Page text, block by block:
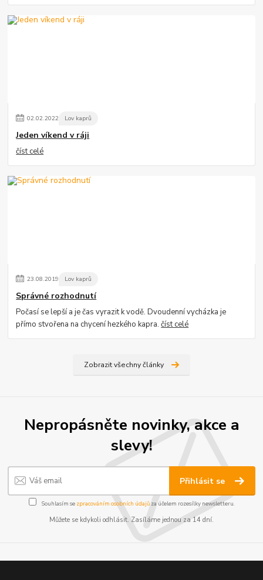
02.02.2022 Lov kaprů
Jeden víkend v ráji
číst celé
23.08.2019 Lov kaprů
Správné rozhodnutí
Počasí se lepší a je čas vyrazit k vodě. Dvoudenní vycházka je
přímo stvořena na chycení hezkého kapra.číst celé
Zobrazit všechny články
Nepropásněte novinky, akce a
slevy!
Přihlásit se
Souhlasím se zpracováním osobních údajůza účelem rozesílky newsletteru.
Můžete se kdykoli odhlásit. Zasíláme jednou za 14 dní.